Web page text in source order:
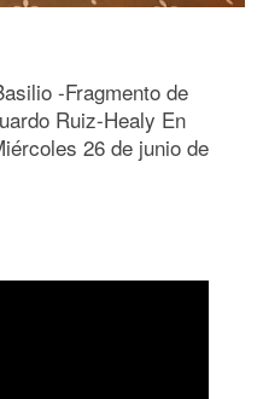
-Fragmento de
Ruiz-Healy En
26 de junio de